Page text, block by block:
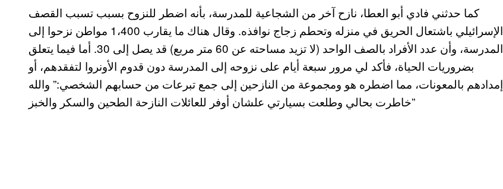
كما حدثني فادي أبو العطا، نازح آخر من الشجاعية للمدرسة، بأنه اضطر للنزوح بسبب تسبب القصف
الإسرائيلي باشتعال الحريق في منزله وتحطم زجاج نوافذه. وقال هناك ما يقارب 1،400 مواطن نزحوا إلى
المدرسة، وأن عدد الأفراد بالصف الواحد (لا تزيد مساحته عن 60 متر مربع) قد يصل إلى 30. أما فيما يتعلق
بضروريات الحياة، فأكد لي مرور سبعة أيام على نزوحه إلى المدرسة دون قدوم الأونروا لتفقدهم، أو
إمدادهم بالمعونات، مما اضطره هو ومجموعة من النازحين إلى جمع تبرعات من حسابهم الشخصي:” والله
خاطرت بحالي وطلعت بسيارتي علشان أوفر للعائلات النازحة الطحين والسكر والخبز”